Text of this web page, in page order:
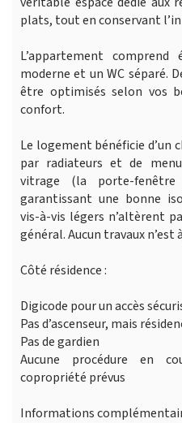
plats, tout en conservant
L’appartement
moderne et un WC séparé.
être optimisés selon vos
confort.
Le logement bénéficie d’un
par radiateurs et de
vitrage (la porte-
garantissant une bonne
vis-à-vis légers n’altèrent
général. Aucun travaux n’est
Côté résidence :
Digicode pour un accès
Pas d’ascenseur, mais
Pas de gardien
Aucune procédure en
copropriété prévus
Informations